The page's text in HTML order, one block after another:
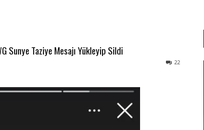
Sunye Taziye Mesajı Yükleyip Sildi
22